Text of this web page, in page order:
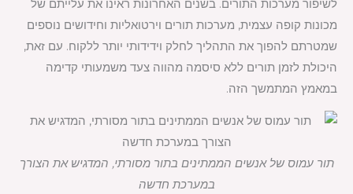
לשיפור מערכות התורים. בשנים האחרונות ראינו את עלייתם של
מכונות קופה עצמית, מערכות תורים וירטואליות וחידושים נוספים
שמטרתם להפוך את התהליך לחלק וידידותי יותר ללקוח. עם זאת,
היכולת לזמן תורים ללא סיסמה מהווה צעד משמעותי קדימה
במאמץ המתמשך הזה.
תור עמוס של אנשים הממתינים בתור מסורתי, המדגיש את הצורך
במערכת חדשה